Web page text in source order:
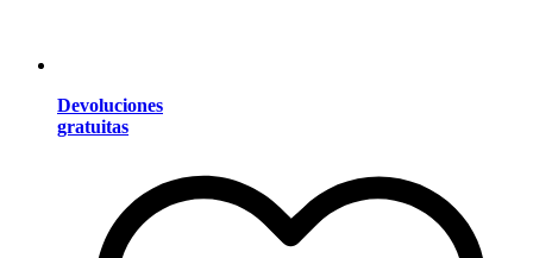
Devoluciones
gratuitas